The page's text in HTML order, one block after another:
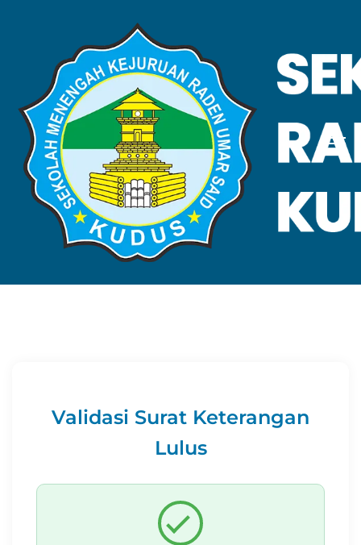
VALIDASI SKL
Validasi SKL
Validasi Surat Keterangan
Lulus